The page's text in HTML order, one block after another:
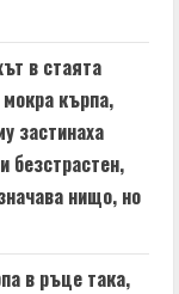
в стаята
кърпа,
застинаха
безстрастен,
нищо, но
в ръце така,